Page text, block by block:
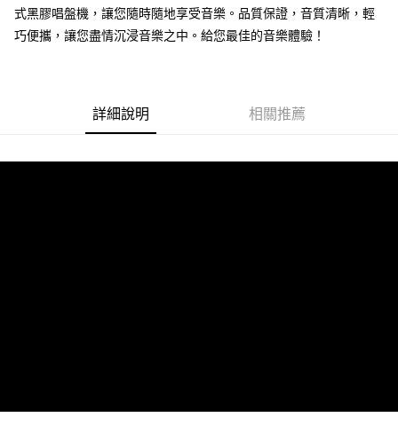
式黑膠唱盤機，讓您隨時隨地享受音樂。品質保證，音質清晰，輕
巧便攜，讓您盡情沉浸音樂之中。給您最佳的音樂體驗！
詳細說明 相關推薦